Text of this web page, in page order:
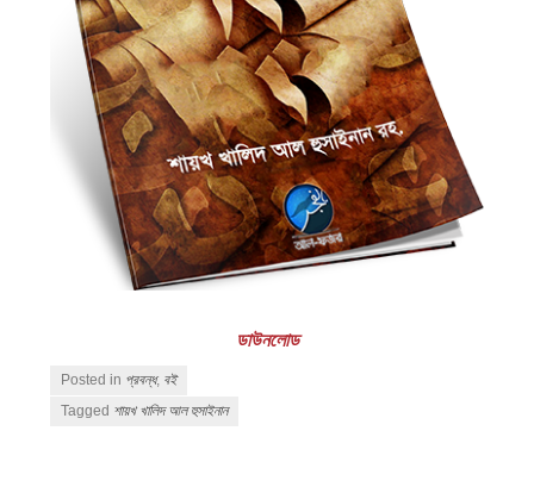
ডাউনলোড
Posted in প্রবন্ধ, বই
Tagged শায়খ খালিদ আল হুসাইনান